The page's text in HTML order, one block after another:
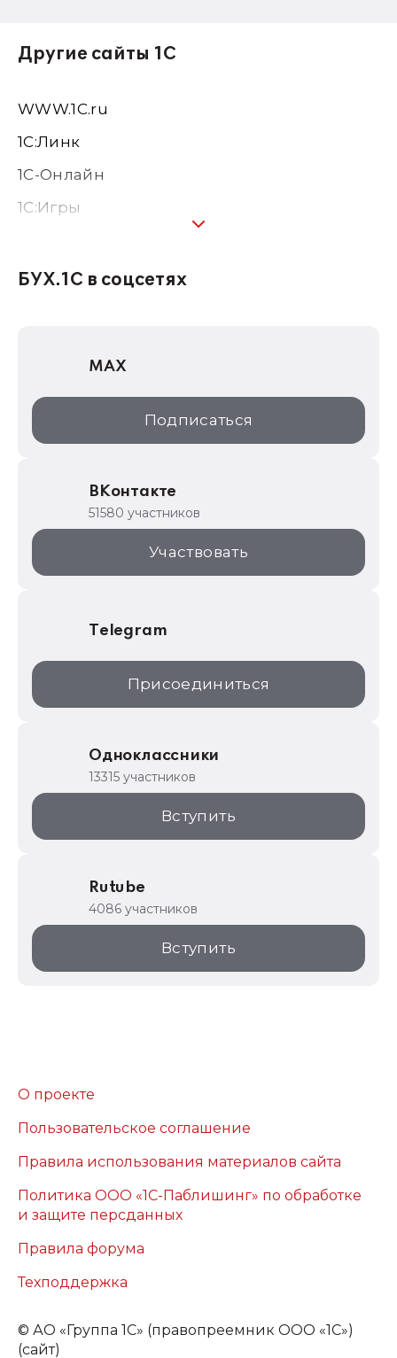
Другие сайты 1С
WWW.1С.ru
1С:Линк
1С-Онлайн
1C:Игры
1С:Консалтинг
1С:Дистрибьюция
1С:Образование
ИТС.1C.ru
1С:Торговая площадка
БУХ.1С в соцсетях
MAX
Подписаться
ВКонтакте
51580 участников
Участвовать
Telegram
Присоединиться
Одноклассники
13315 участников
Вступить
Rutube
4086 участников
Вступить
О проекте
Пользовательское соглашение
Правила использования материалов сайта
Политика ООО «1С-Паблишинг» по обработке
и защите персданных
Правила форума
Техподдержка
© АО «Группа 1С» (правопреемник ООО «1С»)
(сайт)